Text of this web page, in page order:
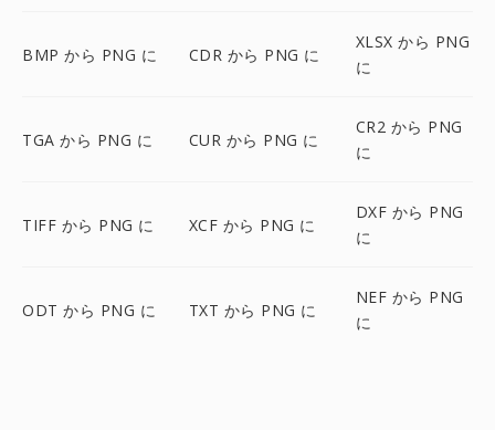
BMP から PNG に CDR から PNG に
XLSX から PNG
に
TGA から PNG に CUR から PNG に
CR2 から PNG
に
TIFF から PNG に XCF から PNG に
DXF から PNG
に
ODT から PNG に TXT から PNG に
NEF から PNG
に